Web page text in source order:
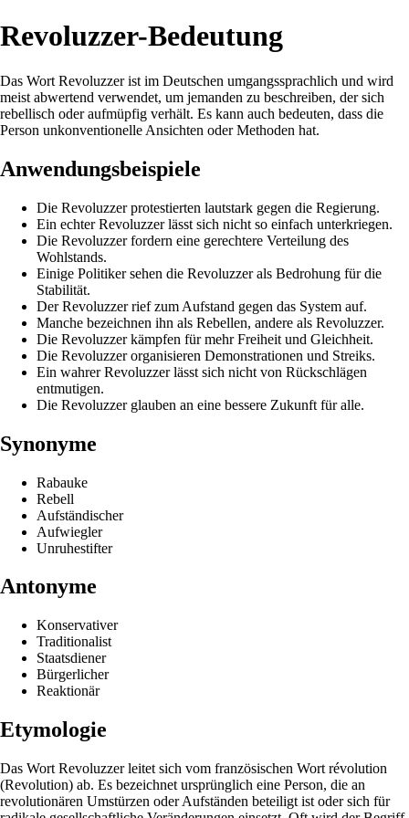
Revoluzzer-Bedeutung
Das Wort Revoluzzer ist im Deutschen umgangssprachlich und wird
meist abwertend verwendet, um jemanden zu beschreiben, der sich
rebellisch oder aufmüpfig verhält. Es kann auch bedeuten, dass die
Person unkonventionelle Ansichten oder Methoden hat.
Anwendungsbeispiele
Die Revoluzzer protestierten lautstark gegen die Regierung.
Ein echter Revoluzzer lässt sich nicht so einfach unterkriegen.
Die Revoluzzer fordern eine gerechtere Verteilung des
Wohlstands.
Einige Politiker sehen die Revoluzzer als Bedrohung für die
Stabilität.
Der Revoluzzer rief zum Aufstand gegen das System auf.
Manche bezeichnen ihn als Rebellen, andere als Revoluzzer.
Die Revoluzzer kämpfen für mehr Freiheit und Gleichheit.
Die Revoluzzer organisieren Demonstrationen und Streiks.
Ein wahrer Revoluzzer lässt sich nicht von Rückschlägen
entmutigen.
Die Revoluzzer glauben an eine bessere Zukunft für alle.
Synonyme
Rabauke
Rebell
Aufständischer
Aufwiegler
Unruhestifter
Antonyme
Konservativer
Traditionalist
Staatsdiener
Bürgerlicher
Reaktionär
Etymologie
Das Wort Revoluzzer leitet sich vom französischen Wort révolution
(Revolution) ab. Es bezeichnet ursprünglich eine Person, die an
revolutionären Umstürzen oder Aufständen beteiligt ist oder sich für